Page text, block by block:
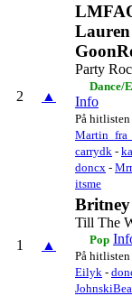
2 ▲
Party
Dance/
Info
På hitlisten
carrydk -
doncx -
itsme
1 ▲
Britney
Till The
Pop
På hitlisten
Eilyk -